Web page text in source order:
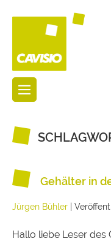
Gehälter in
Jürgen Bühler
Hallo liebe Leser des